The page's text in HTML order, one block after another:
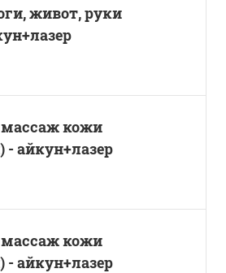
живот, руки
кожи
- айкун+лазер
кожи
- айкун+лазер